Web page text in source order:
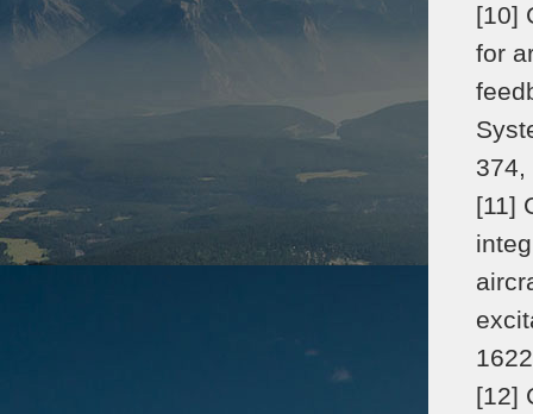
[10]
for
374,
[11]
[12]